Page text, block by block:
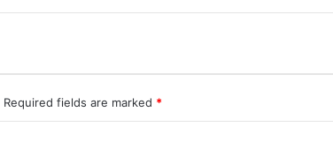
Required fields are marked *